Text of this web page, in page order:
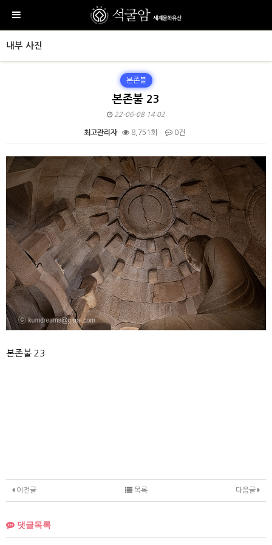
내부 사진
본존불
본존불 23
22-06-08 14:02
최고관리자 8,751회 0건
본문
본존불 23
이전글 다음글
목록
댓글목록